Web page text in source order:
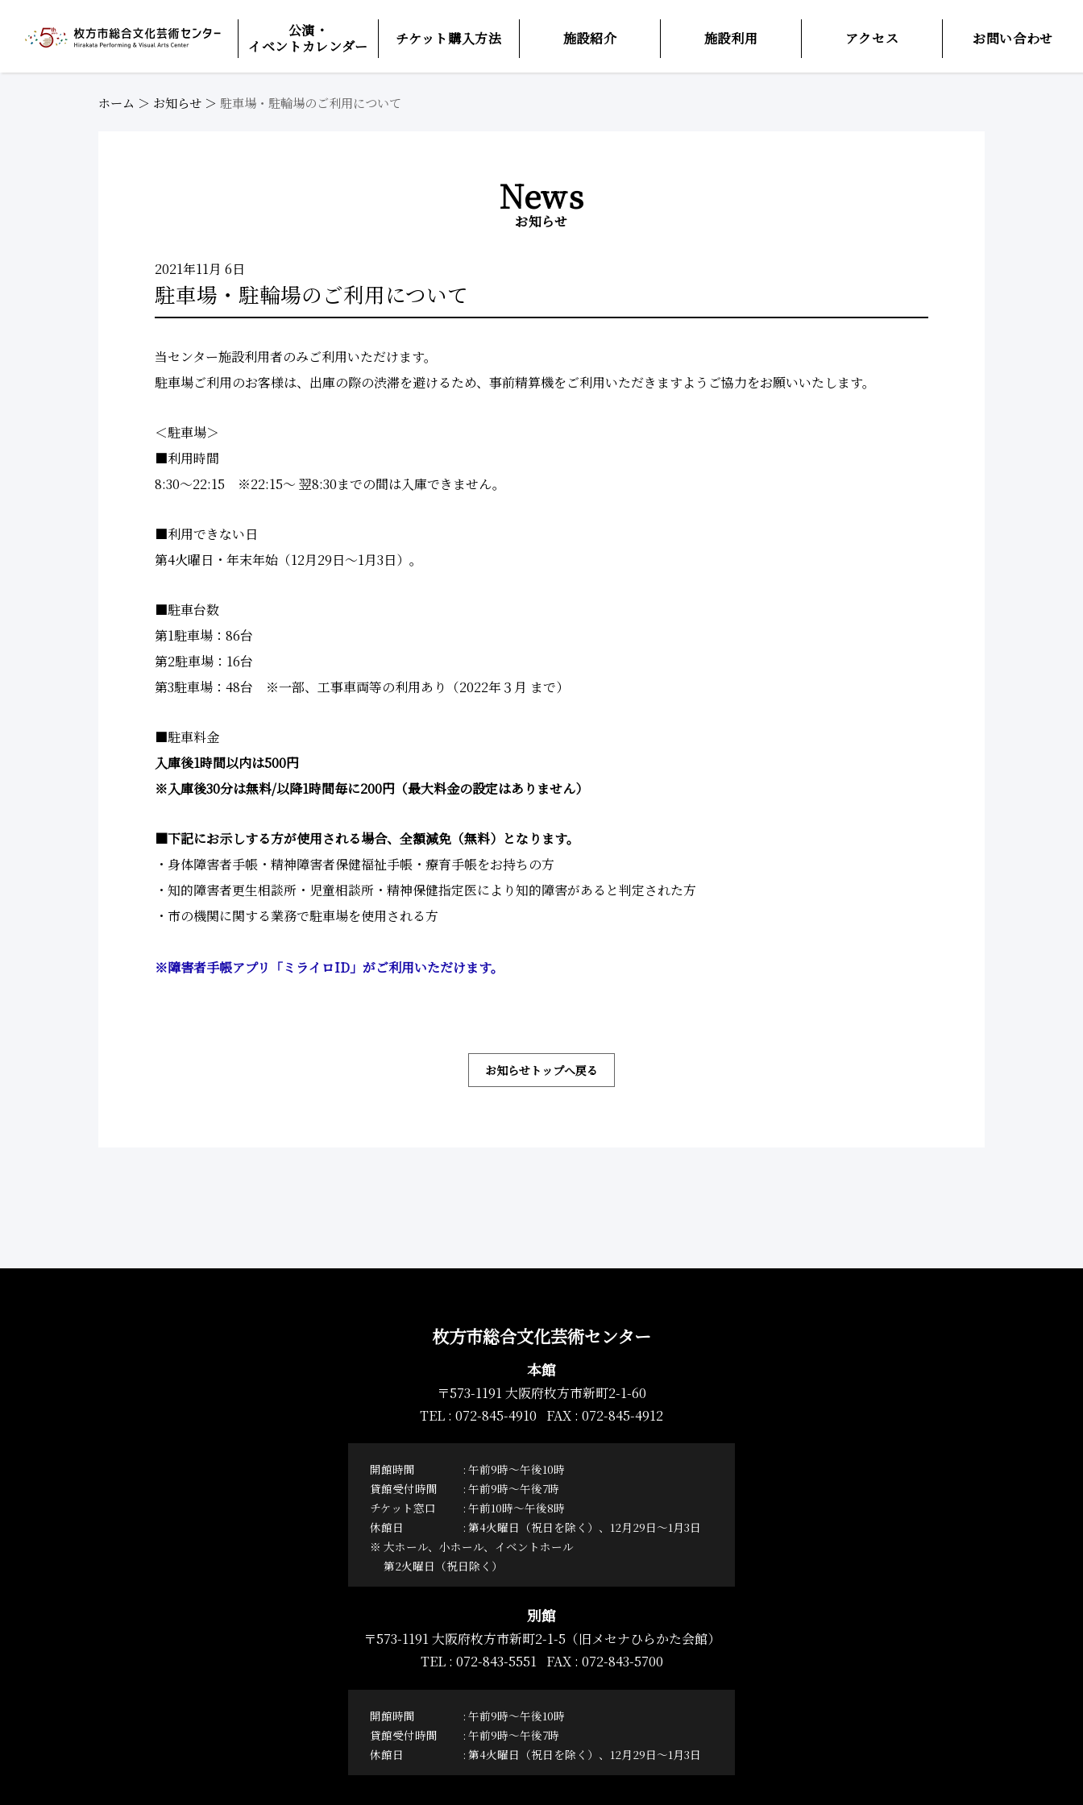
公演・
イベントカレンダー
チケット購入方法 施設紹介 施設利用 アクセス お問い合わせ
ホーム ＞ お知らせ ＞ 駐車場・駐輪場のご利用について
News
お知らせ
2021年11月 6日
駐車場・駐輪場のご利用について
当センター施設利用者のみご利用いただけます。
駐車場ご利用のお客様は、出庫の際の渋滞を避けるため、事前精算機をご利用いただきますようご協力をお願いいたします。
＜駐車場＞
■利用時間
8:30～22:15 ※22:15～ 翌8:30までの間は入庫できません。
■利用できない日
第4火曜日・年末年始（12月29日～1月3日）。
■駐車台数
第1駐車場：86台
第2駐車場：16台
第3駐車場：48台 ※一部、工事車両等の利用あり（2022年３月 まで）
■駐車料金
入庫後1時間以内は500円
※入庫後30分は無料/以降1時間毎に200円（最大料金の設定はありません）
■下記にお示しする方が使用される場合、全額減免（無料）となります。
・身体障害者手帳・精神障害者保健福祉手帳・療育手帳をお持ちの方
・知的障害者更生相談所・児童相談所・精神保健指定医により知的障害があると判定された方
・市の機関に関する業務で駐車場を使用される方
※障害者手帳アプリ「ミライロID」がご利用いただけます。
お知らせトップへ戻る
枚方市総合文化芸術センター
本館
〒573-1191 大阪府枚方市新町2-1-60
TEL : 072-845-4910 FAX : 072-845-4912
開館時間
午前9時～午後10時
貸館受付時間
午前9時～午後7時
チケット窓口
午前10時～午後8時
休館日
第4火曜日（祝日を除く）、12月29日～1月3日
※ 大ホール、小ホール、イベントホール
第2火曜日（祝日除く）
別館
〒573-1191 大阪府枚方市新町2-1-5 （旧メセナひらかた会館）
TEL : 072-843-5551 FAX : 072-843-5700
開館時間
午前9時～午後10時
貸館受付時間
午前9時～午後7時
休館日
第4火曜日（祝日を除く）、12月29日～1月3日